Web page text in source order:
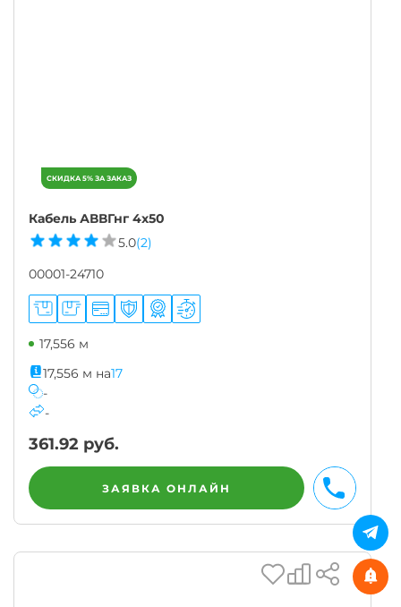
Кабель АВВГнг 4х50
5.0(2)
00001-24710
17,556 м
17,556 м на17
-
-
361.92 руб.
ЗАЯВКА ОНЛАЙН